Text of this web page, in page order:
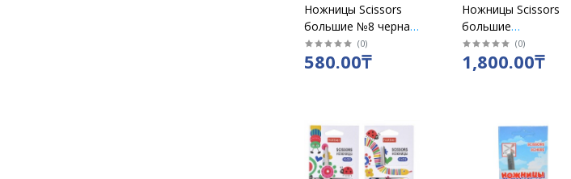
Ножницы Scissors
большие №8 черная
ручка
(0)
580.00₸
Ножницы Scissors
большие
металлические с
золотой ручкой/
(0)
1,800.00₸